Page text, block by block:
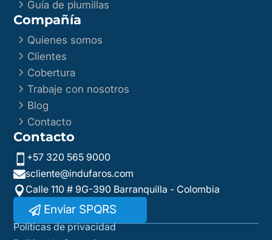
5 Guía de plumillas
Compañía
5 Quienes somos
5 Clientes
5 Cobertura
5Trabaje con nosotros
5 Blog
5 Contacto
Contacto
 +57 320 565 9000
scliente@indufaros.com
 Calle 110 # 9G-390 Barranquilla - Colombia
Enviar SPQRS
Políticas de privacidad